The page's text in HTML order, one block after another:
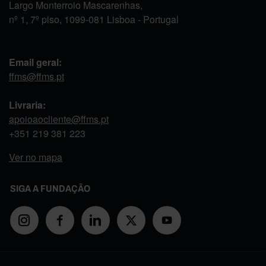
Largo Monterroio Mascarenhas,
nº 1, 7º piso, 1099-081 Lisboa - Portugal
Email geral:
ffms@ffms.pt
Livraria:
apoioaocliente@ffms.pt
+351 219 381 223
Ver no mapa
SIGA A FUNDAÇÃO